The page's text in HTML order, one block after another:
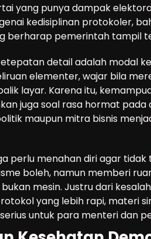
yang punya dampak
kedisiplinan protokoler,
berharap pemerintah tampil
detail adalah modal
elementer, wajar bila
layar. Karena itu,
juga soal rasa hormat pada
maupun mitra bisnis
perlu menahan diri agar
boleh, namun memberi
mesin. Justru dari
yang lebih rapi, materi
untuk para menteri dan